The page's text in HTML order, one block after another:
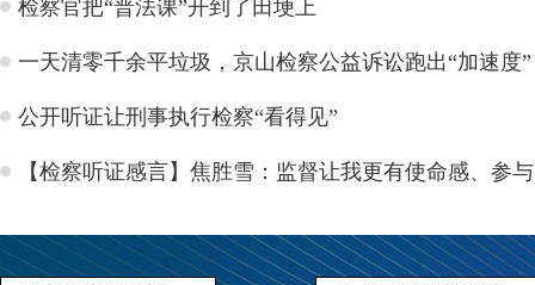
检察官把“普法课”开到了田埂上
一天清零千余平垃圾，京山检察公益诉讼跑出“加速度”
公开听证让刑事执行检察“看得见”
【检察听证感言】焦胜雪：监督让我更有使命感、参